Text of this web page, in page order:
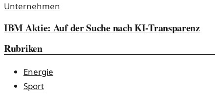
Unternehmen
IBM Aktie: Auf der Suche nach KI-Transparenz
Rubriken
Energie
Sport